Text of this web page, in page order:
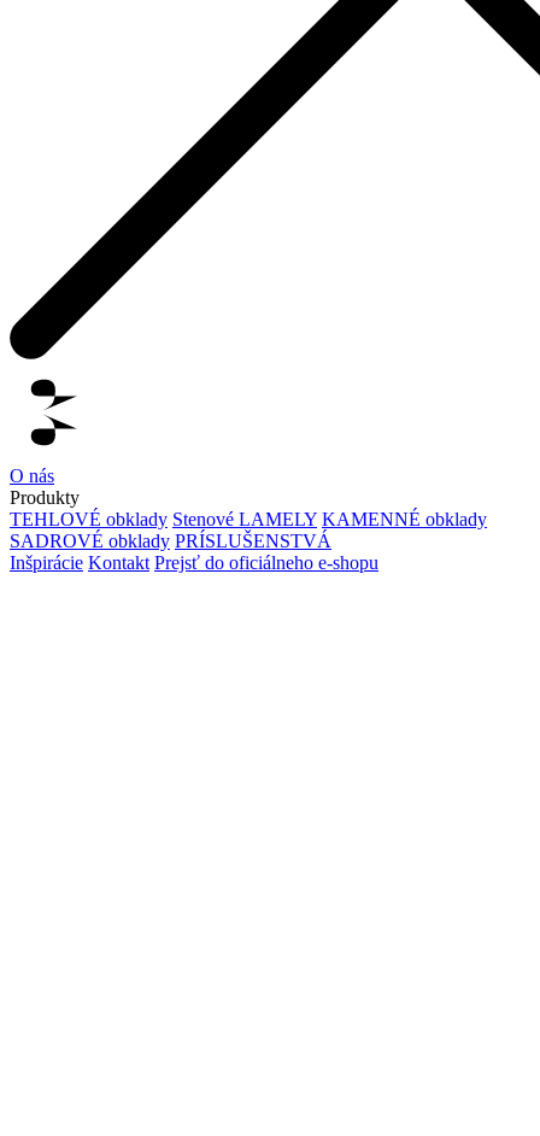
O nás
Produkty
TEHLOVÉ obklady Stenové LAMELY KAMENNÉ obklady
SADROVÉ obklady PRÍSLUŠENSTVÁ
Inšpirácie Kontakt Prejsť do oficiálneho e-shopu